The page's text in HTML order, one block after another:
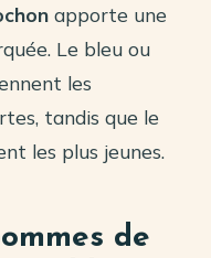
apporte une
Le bleu ou
les
tandis que le
les plus jeunes.
de